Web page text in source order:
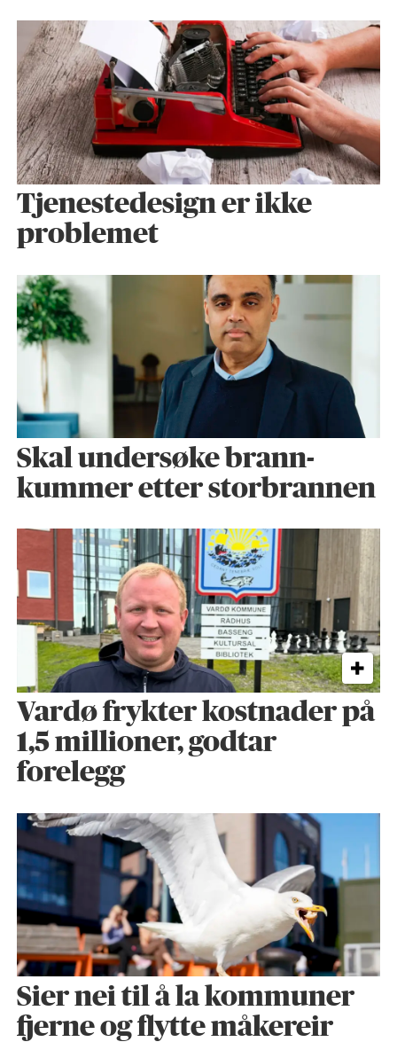
Tjenestedesign er ikke
problemet
Skal undersøke brann­
kummer etter storbrannen
Vardø frykter kostnader på
1,5 millioner, godtar
forelegg
Sier nei til å la kommuner
fjerne og flytte måkereir